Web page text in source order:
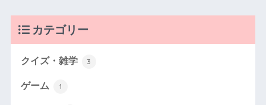
カテゴリー
クイズ・雑学 3
ゲーム 1